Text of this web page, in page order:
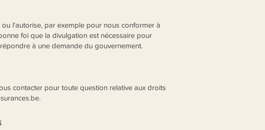
l'autorise, par exemple pour nous conformer à
foi que la divulgation est nécessaire pour
à une demande du gouvernement.
contacter pour toute question relative aux droits
.